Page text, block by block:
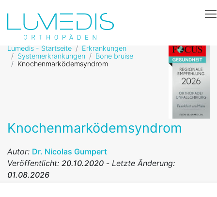
Lumedis - Startseite
Erkrankungen
Systemerkrankungen
Bone bruise
Knochenmarködemsyndrom
Knochenmarködemsyndrom
Autor: Dr. Nicolas Gumpert
Veröffentlicht: 20.10.2020 - Letzte Änderung:
01.08.2026